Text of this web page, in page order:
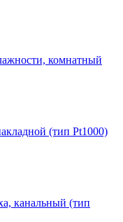
комнатный
(тип Pt1000)
канальный (тип